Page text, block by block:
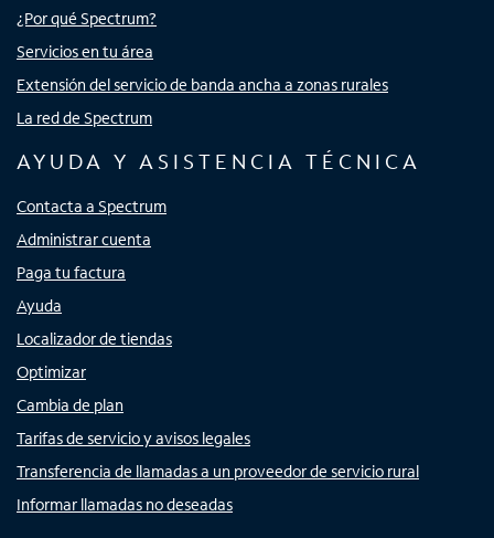
¿Por qué Spectrum?
Servicios en tu área
Extensión del servicio de banda ancha a zonas rurales
La red de Spectrum
AYUDA Y ASISTENCIA TÉCNICA
Contacta a Spectrum
Administrar cuenta
Paga tu factura
Ayuda
Localizador de tiendas
Optimizar
Cambia de plan
Tarifas de servicio y avisos legales
Transferencia de llamadas a un proveedor de servicio rural
Informar llamadas no deseadas